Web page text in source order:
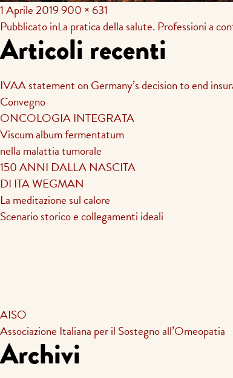
1 Aprile 2019900 × 631
Navigazione
articoli
Pubblicato inLa pratica della salute. Professioni a
Articoli recenti
IVAA statement on Germany’s decision to end
Convegno
ONCOLOGIA INTEGRATA
Viscum album fermentatum
nella malattia tumorale
150 ANNI DALLA NASCITA
DI ITA WEGMAN
La meditazione sul calore
Scenario storico e collegamenti ideali
AISO
Associazione Italiana per il Sostegno all’Omeopatia
Archivi